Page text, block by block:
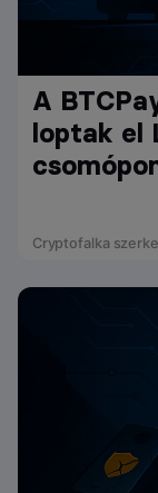
A
loptak el
Cryptofalka